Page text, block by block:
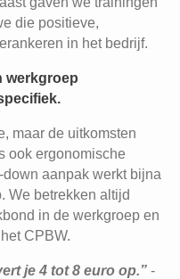
die positieve,
in het bedrijf.
werkgroep
maar de uitkomsten
ook ergonomische
aanpak werkt bijna
We betrekken altijd
in de werkgroep en
CPBW.
je 4 tot 8 euro op.” -